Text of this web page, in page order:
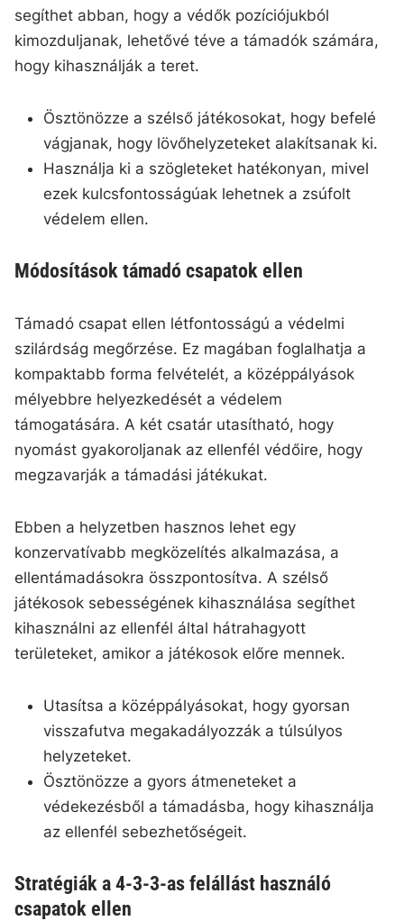
segíthet abban, hogy a védők pozíciójukból
kimozduljanak, lehetővé téve a támadók számára,
hogy kihasználják a teret.
Ösztönözze a szélső játékosokat, hogy befelé
vágjanak, hogy lövőhelyzeteket alakítsanak ki.
Használja ki a szögleteket hatékonyan, mivel
ezek kulcsfontosságúak lehetnek a zsúfolt
védelem ellen.
Módosítások támadó csapatok ellen
Támadó csapat ellen létfontosságú a védelmi
szilárdság megőrzése. Ez magában foglalhatja a
kompaktabb forma felvételét, a középpályások
mélyebbre helyezkedését a védelem
támogatására. A két csatár utasítható, hogy
nyomást gyakoroljanak az ellenfél védőire, hogy
megzavarják a támadási játékukat.
Ebben a helyzetben hasznos lehet egy
konzervatívabb megközelítés alkalmazása, a
ellentámadásokra összpontosítva. A szélső
játékosok sebességének kihasználása segíthet
kihasználni az ellenfél által hátrahagyott
területeket, amikor a játékosok előre mennek.
Utasítsa a középpályásokat, hogy gyorsan
visszafutva megakadályozzák a túlsúlyos
helyzeteket.
Ösztönözze a gyors átmeneteket a
védekezésből a támadásba, hogy kihasználja
az ellenfél sebezhetőségeit.
Stratégiák a 4-3-3-as felállást használó
csapatok ellen